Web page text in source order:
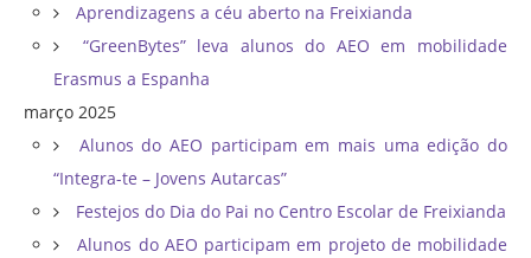
Aprendizagens a céu aberto na Freixianda
“GreenBytes” leva alunos do AEO em mobilidade
Erasmus a Espanha
março 2025
Alunos do AEO participam em mais uma edição do
“Integra-te – Jovens Autarcas”
Festejos do Dia do Pai no Centro Escolar de Freixianda
Alunos do AEO participam em projeto de mobilidade